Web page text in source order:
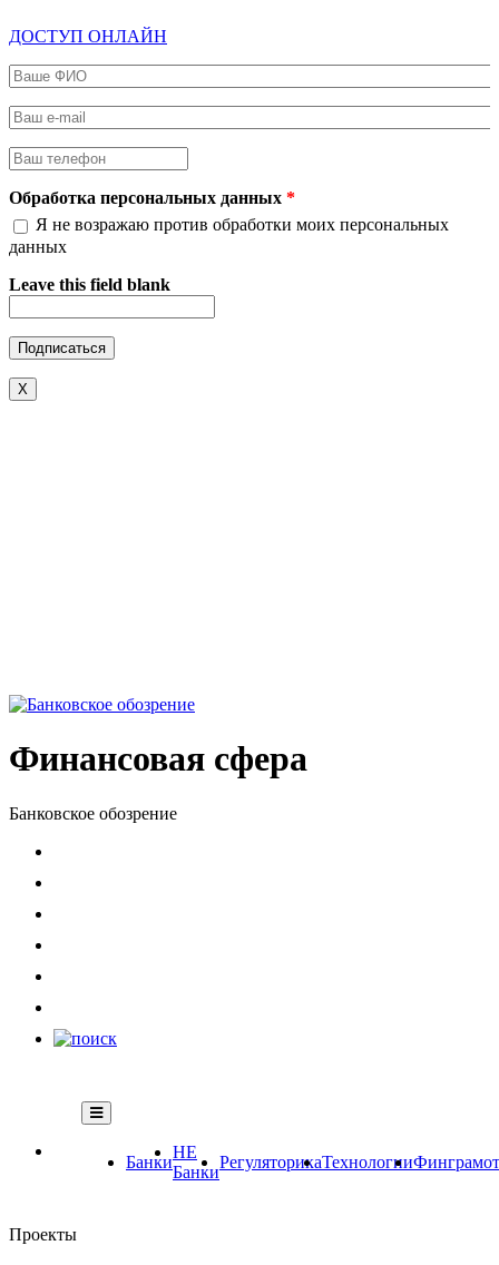
ДОСТУП ОНЛАЙН
Ваше ФИО
Ваш e-mail
Ваш телефон
Обработка персональных данных *
Я не возражаю против обработки моих персональных
данных
Leave this field blank
X
Финансовая сфера
Банковское обозрение
Банки
НЕ
Банки
РегуляторикаТехнологии
Проекты